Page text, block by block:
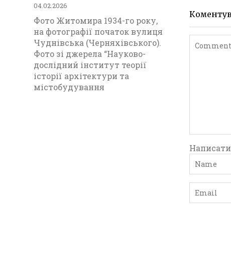
04.02.2026
Фото Житомира 1934-го року,
на фотографії початок вулиця
Чуднівська (Черняхівського).
Фото зі джерела “Науково-
дослідний інститут теорії
історії архітектури та
містобудування